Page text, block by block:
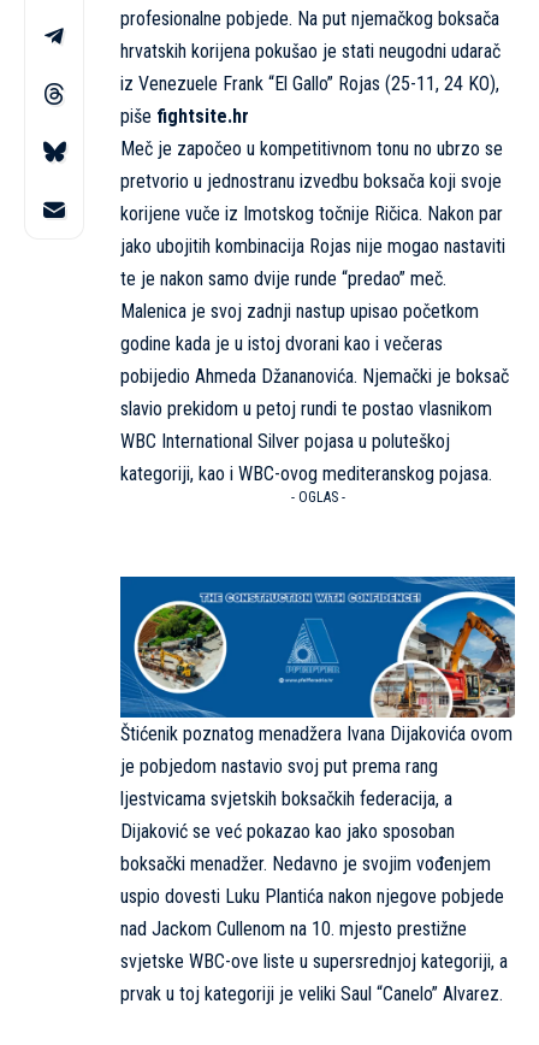
profesionalne pobjede. Na put njemačkog boksača
hrvatskih korijena pokušao je stati neugodni udarač
iz Venezuele Frank “El Gallo” Rojas (25-11, 24 KO),
piše fightsite.hr
Meč je započeo u kompetitivnom tonu no ubrzo se
pretvorio u jednostranu izvedbu boksača koji svoje
korijene vuče iz Imotskog točnije Ričica. Nakon par
jako ubojitih kombinacija Rojas nije mogao nastaviti
te je nakon samo dvije runde “predao” meč.
Malenica je svoj zadnji nastup upisao početkom
godine kada je u istoj dvorani kao i večeras
pobijedio Ahmeda Džananovića. Njemački je boksač
slavio prekidom u petoj rundi te postao vlasnikom
WBC International Silver pojasa u poluteškoj
kategoriji, kao i WBC-ovog mediteranskog pojasa.
- OGLAS -
Štićenik poznatog menadžera Ivana Dijakovića ovom
je pobjedom nastavio svoj put prema rang
ljestvicama svjetskih boksačkih federacija, a
Dijaković se već pokazao kao jako sposoban
boksački menadžer. Nedavno je svojim vođenjem
uspio dovesti Luku Plantića nakon njegove pobjede
nad Jackom Cullenom na 10. mjesto prestižne
svjetske WBC-ove liste u supersrednjoj kategoriji, a
prvak u toj kategoriji je veliki Saul “Canelo” Alvarez.